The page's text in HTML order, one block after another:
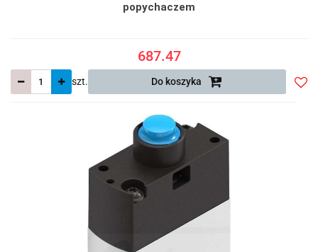
popychaczem
687.47
szt. Do koszyka